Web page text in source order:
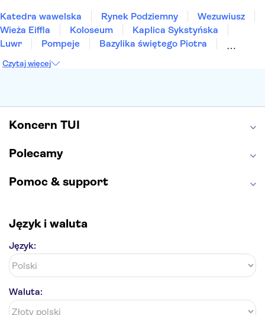
Katedra wawelska Rynek Podziemny
Wezuwiusz
Wieża Eiffla
Koloseum
Kaplica Sykstyńska
Luwr
Pompeje
Bazylika świętego Piotra
Etna
Wawel
Czytaj więcej
Koncern TUI
Polecamy
Pomoc & support
Język i waluta
Język:
Waluta: